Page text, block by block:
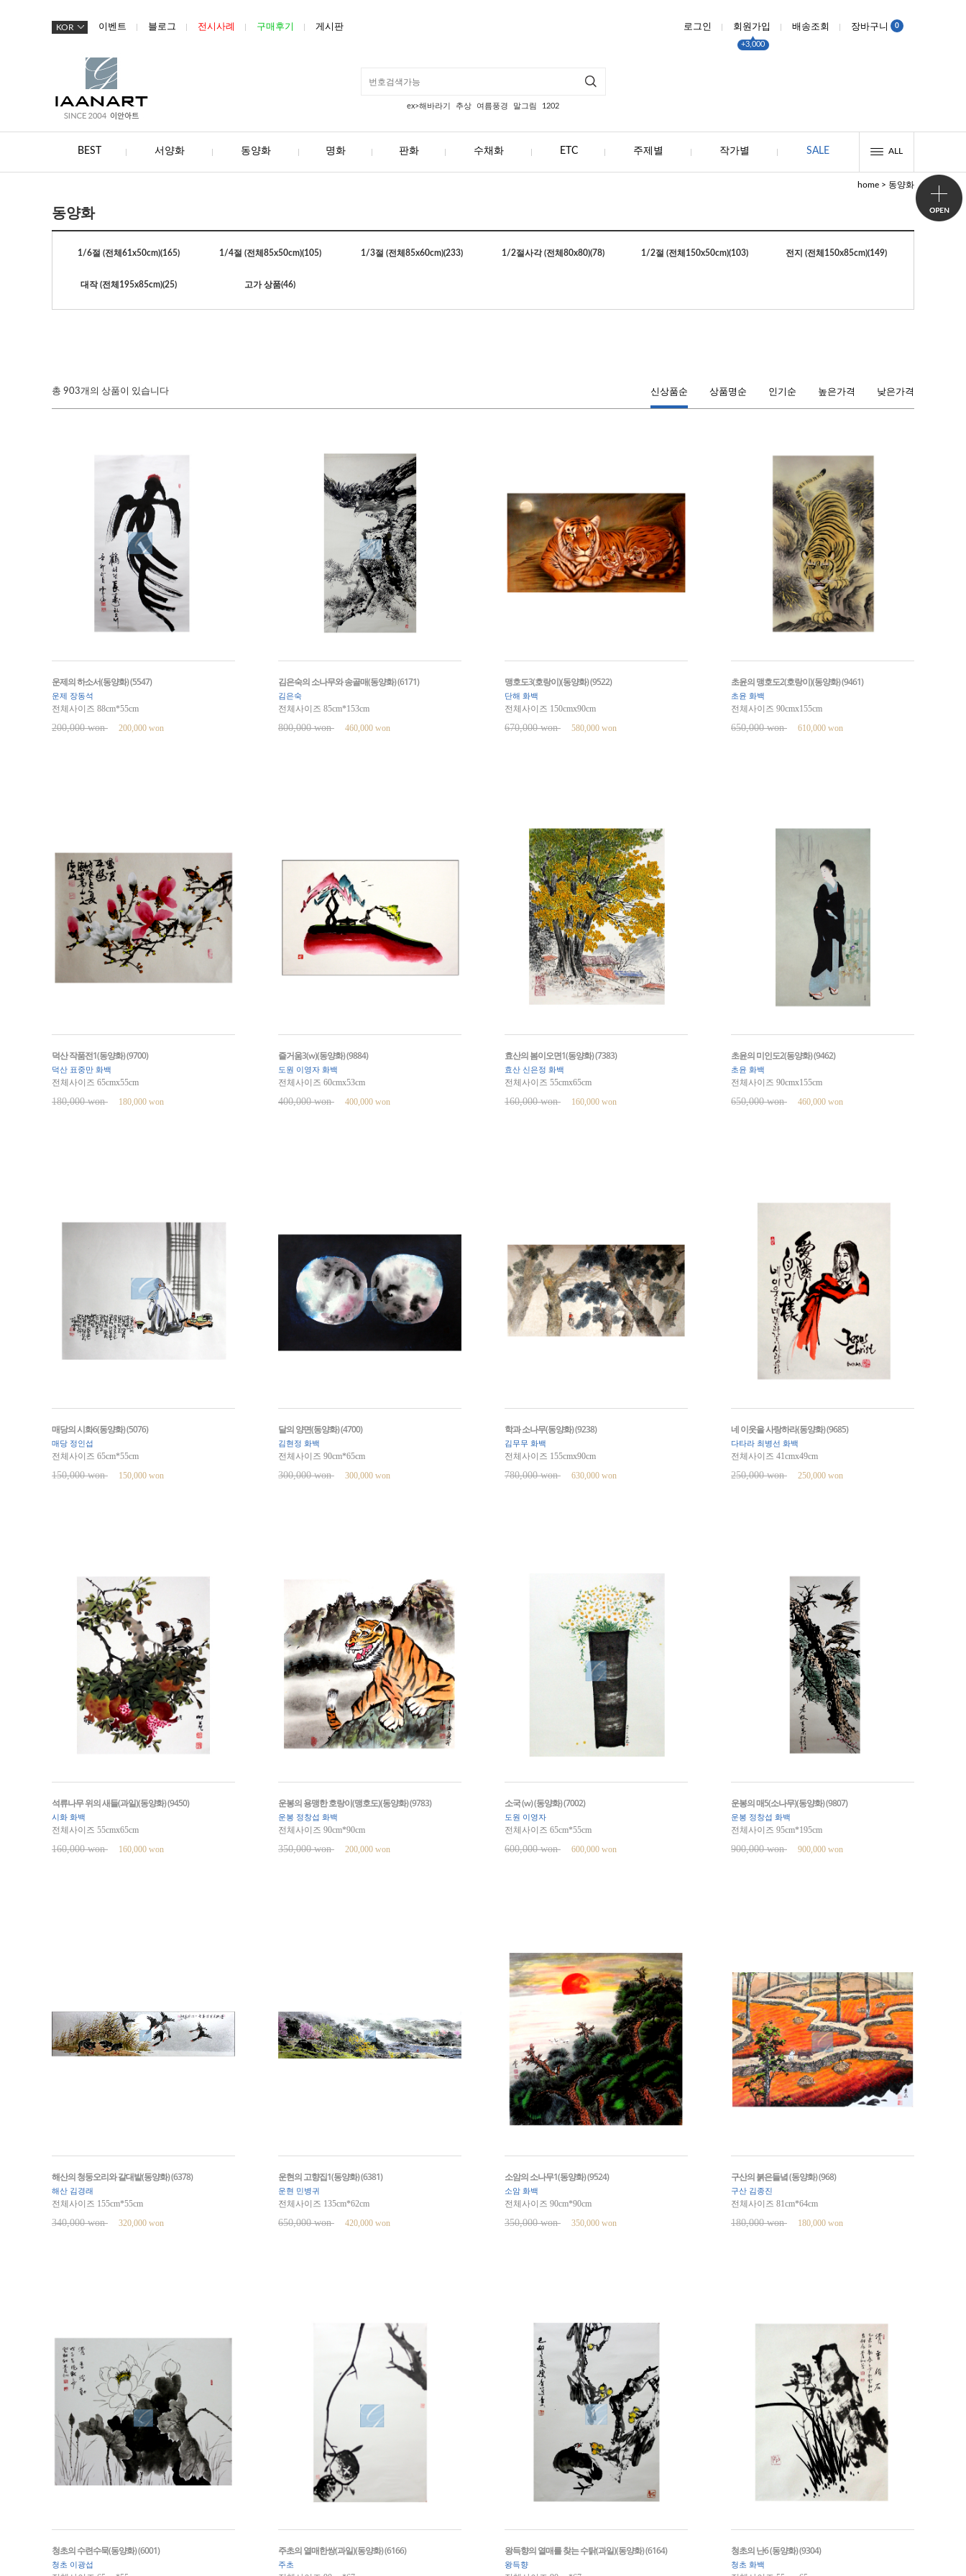
KOR 이벤트 블로그 전시사례 구매후기 게시판 로그인 회원가입
+3,000
배송조회 장바구니 0
ex>해바라기 추상 여름풍경 말그림 1202
BEST 서양화 동양화 명화 판화 수채화 ETC 주제별 작가별 SALE ALL
home > 동양화
동양화
1/6절 (전체61x50cm)(165) 1/4절 (전체85x50cm)(105) 1/3절 (전체85x60cm)(233) 1/2절사각 (전체80x80)(78) 1/2절 (전체150x50cm)(103) 전지 (전체150x85cm)(149)
대작 (전체195x85cm)(25) 고가 상품(46)
총 903개의 상품이 있습니다 신상품순 상품명순 인기순 높은가격 낮은가격
운제의 하소서(동양화) (5547)
운제 장동석
전체사이즈 88cm*55cm
200,000 won 200,000 won
김은숙의 소나무와 송골매(동양화) (6171)
김은숙
전체사이즈 85cm*153cm
800,000 won 460,000 won
맹호도3(호랑이)(동양화) (9522)
단해 화백
전체사이즈 150cmx90cm
670,000 won 580,000 won
초윤의 맹호도2(호랑이)(동양화) (9461)
초윤 화백
전체사이즈 90cmx155cm
650,000 won 610,000 won
덕산 작품전1(동양화) (9700)
덕산 표중만 화백
전체사이즈 65cmx55cm
180,000 won 180,000 won
즐거움3(w)(동양화) (9884)
도원 이영자 화백
전체사이즈 60cmx53cm
400,000 won 400,000 won
효산의 봄이오면1(동양화) (7383)
효산 신은정 화백
전체사이즈 55cmx65cm
160,000 won 160,000 won
초윤의 미인도2(동양화) (9462)
초윤 화백
전체사이즈 90cmx155cm
650,000 won 460,000 won
매당의 시화6(동양화) (5076)
매당 정인섭
전체사이즈 65cm*55cm
150,000 won 150,000 won
달의 양면(동양화) (4700)
김현정 화백
전체사이즈 90cm*65cm
300,000 won 300,000 won
학과 소나무(동양화) (9238)
김무무 화백
전체사이즈 155cmx90cm
780,000 won 630,000 won
네 이웃을 사랑하라(동양화) (9685)
다타라 최병선 화백
전체사이즈 41cmx49cm
250,000 won 250,000 won
석류나무 위의 새들(과일)(동양화) (9450)
시화 화백
전체사이즈 55cmx65cm
160,000 won 160,000 won
운봉의 용맹한 호랑이(맹호도)(동양화) (9783)
운봉 정창섭 화백
전체사이즈 90cm*90cm
350,000 won 200,000 won
소국 (w) (동양화) (7002)
도원 이영자
전체사이즈 65cm*55cm
600,000 won 600,000 won
운봉의 매5(소나무)(동양화) (9807)
운봉 정창섭 화백
전체사이즈 95cm*195cm
900,000 won 900,000 won
해산의 청둥오리와 갈대밭(동양화) (6378)
해산 김경래
전체사이즈 155cm*55cm
340,000 won 320,000 won
운현의 고향집1(동양화) (6381)
운현 민병귀
전체사이즈 135cm*62cm
650,000 won 420,000 won
소암의 소나무1(동양화) (9524)
소암 화백
전체사이즈 90cm*90cm
350,000 won 350,000 won
구산의 붉은들녘 (동양화) (968)
구산 김종진
전체사이즈 81cm*64cm
180,000 won 180,000 won
청초의 수련수묵(동양화) (6001)
청초 이광섭
주초의 열매한쌍(과일)(동양화) (6166)
주초
왕득향의 열매를 찾는 수탉(과일)(동양화) (6164)
왕득향
청초의 난6 (동양화) (9304)
청초 화백